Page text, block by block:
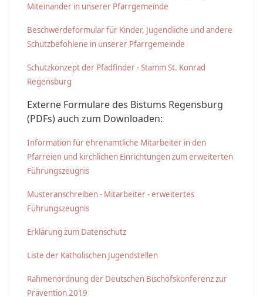
Miteinander in unserer Pfarrgemeinde
Beschwerdeformular für Kinder, Jugendliche und andere
Schutzbefohlene in unserer Pfarrgemeinde
Schutzkonzept der Pfadfinder - Stamm St. Konrad
Regensburg
Externe Formulare des Bistums Regensburg
(PDFs) auch zum Downloaden:
Information für ehrenamtliche Mitarbeiter in den
Pfarreien und kirchlichen Einrichtungen zum erweiterten
Führungszeugnis
Musteranschreiben - Mitarbeiter - erweitertes
Führungszeugnis
Erklärung zum Datenschutz
Liste der Katholischen Jugendstellen
Rahmenordnung der Deutschen Bischofskonferenz zur
Prävention 2019